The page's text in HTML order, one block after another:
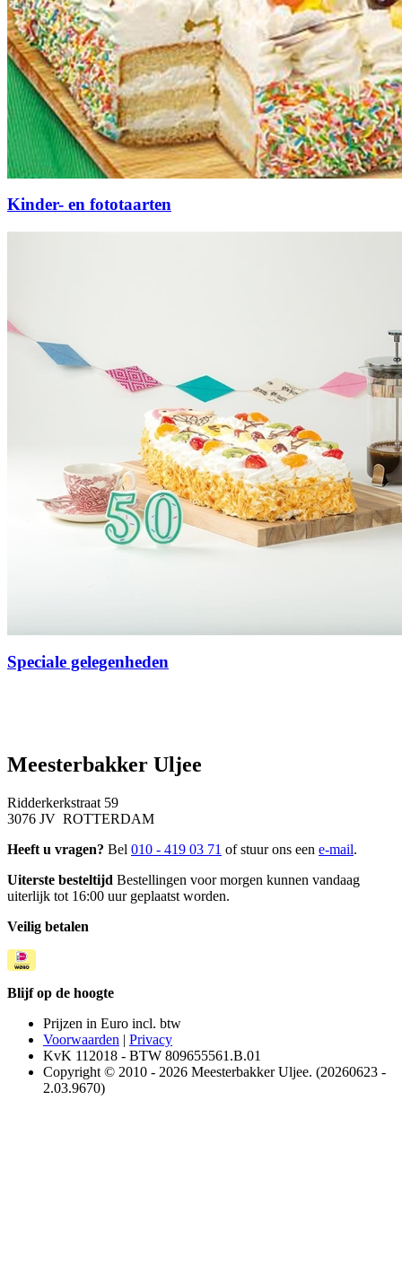
Kinder- en fototaarten
Speciale gelegenheden
Meesterbakker Uljee
Ridderkerkstraat 59
3076 JV ROTTERDAM
Heeft u vragen? Bel 010 - 419 03 71 of stuur ons een e-mail.
Uiterste besteltijd Bestellingen voor morgen kunnen vandaag
uiterlijk tot 16:00 uur geplaatst worden.
Veilig betalen
Blijf op de hoogte
Prijzen in Euro incl. btw
Voorwaarden | Privacy
KvK 112018 - BTW 809655561.B.01
Copyright © 2010 - 2026 Meesterbakker Uljee. (20260623 -
2.03.9670)